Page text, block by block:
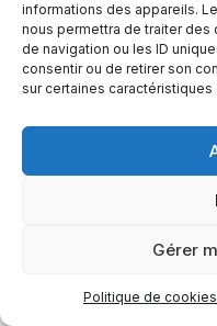
informations des appareils.
nous permettra de traiter
de navigation ou les ID
consentir ou de retirer son
sur certaines caractéristiques
Gérer
Politique de cookies
EQUILIBIOS